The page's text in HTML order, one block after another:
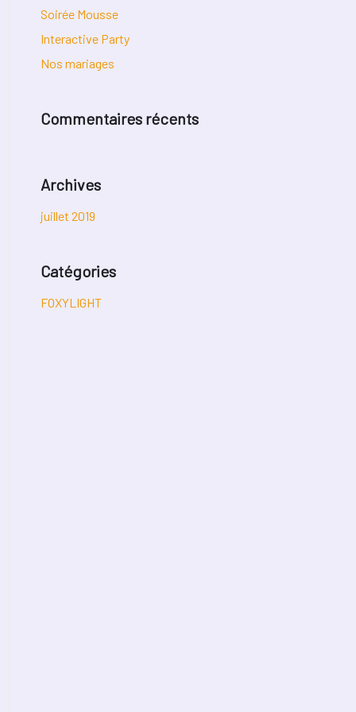
Soirée Mousse
Interactive Party
Nos mariages
Commentaires récents
Archives
juillet 2019
Catégories
FOXYLIGHT